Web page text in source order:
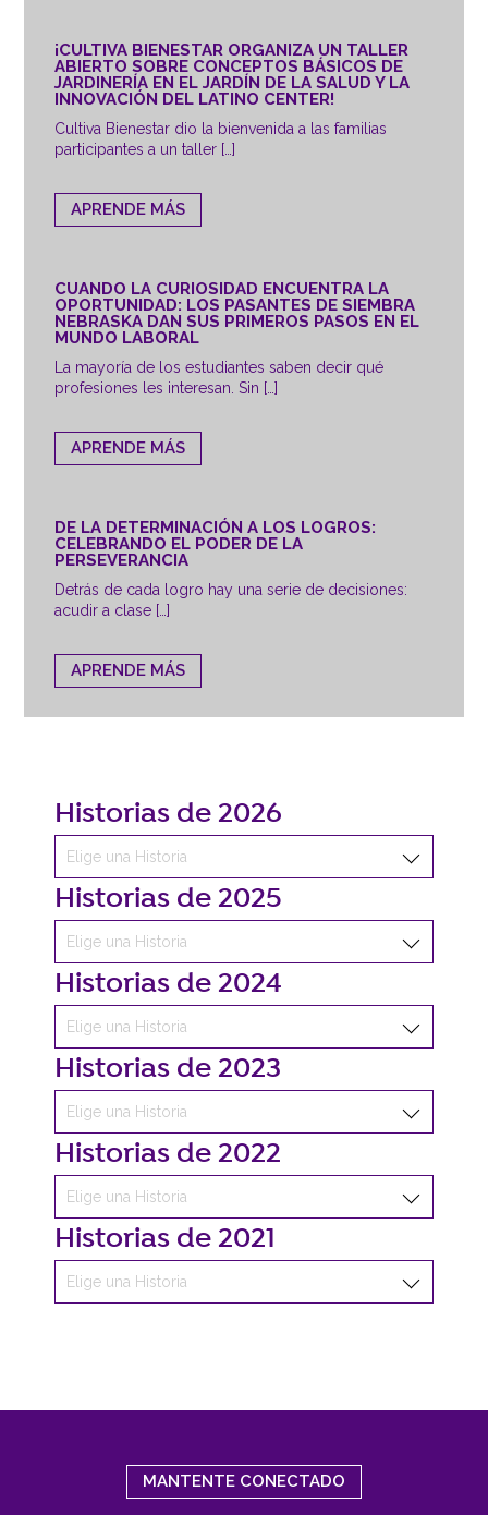
¡CULTIVA BIENESTAR ORGANIZA UN TALLER
ABIERTO SOBRE CONCEPTOS BÁSICOS DE
JARDINERÍA EN EL JARDÍN DE LA SALUD Y LA
INNOVACIÓN DEL LATINO CENTER!
Cultiva Bienestar dio la bienvenida a las familias
participantes a un taller […]
APRENDE MÁS
CUANDO LA CURIOSIDAD ENCUENTRA LA
OPORTUNIDAD: LOS PASANTES DE SIEMBRA
NEBRASKA DAN SUS PRIMEROS PASOS EN EL
MUNDO LABORAL
La mayoría de los estudiantes saben decir qué
profesiones les interesan. Sin […]
APRENDE MÁS
DE LA DETERMINACIÓN A LOS LOGROS:
CELEBRANDO EL PODER DE LA
PERSEVERANCIA
Detrás de cada logro hay una serie de decisiones:
acudir a clase […]
APRENDE MÁS
Historias de 2026
Historias de 2025
Historias de 2024
Historias de 2023
Historias de 2022
Historias de 2021
MANTENTE CONECTADO